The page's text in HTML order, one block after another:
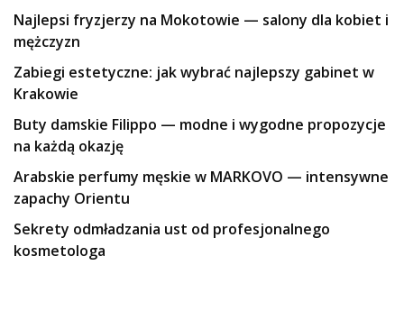
Najlepsi fryzjerzy na Mokotowie — salony dla kobiet i
mężczyzn
Zabiegi estetyczne: jak wybrać najlepszy gabinet w
Krakowie
Buty damskie Filippo — modne i wygodne propozycje
na każdą okazję
Arabskie perfumy męskie w MARKOVO — intensywne
zapachy Orientu
Sekrety odmładzania ust od profesjonalnego
kosmetologa